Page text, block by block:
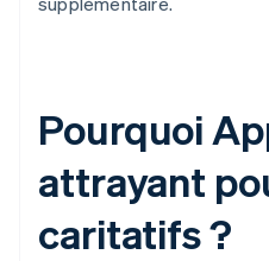
Pourquoi
attrayant
caritatifs ?